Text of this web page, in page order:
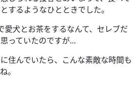
するようなひとときでした。
愛犬とお茶をするなんて、セレブだ
っていたのですが…
住んでいたら、こんな素敵な時間も
。